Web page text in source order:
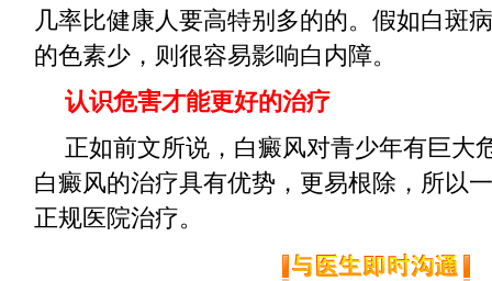
几率比健康人要高特别多的的。假如白斑
的色素少，则很容易影响白内障。
认识危害才能更好的治疗
正如前文所说，白癜风对青少年有巨大
白癜风的治疗具有优势，更易根除，所以
正规医院治疗。